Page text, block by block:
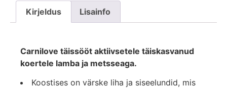
Kirjeldus Lisainfo
Carnilove täissööt aktiivsetele täiskasvanud
koertele lamba ja metsseaga.
Koostises on värske liha ja siseelundid, mis